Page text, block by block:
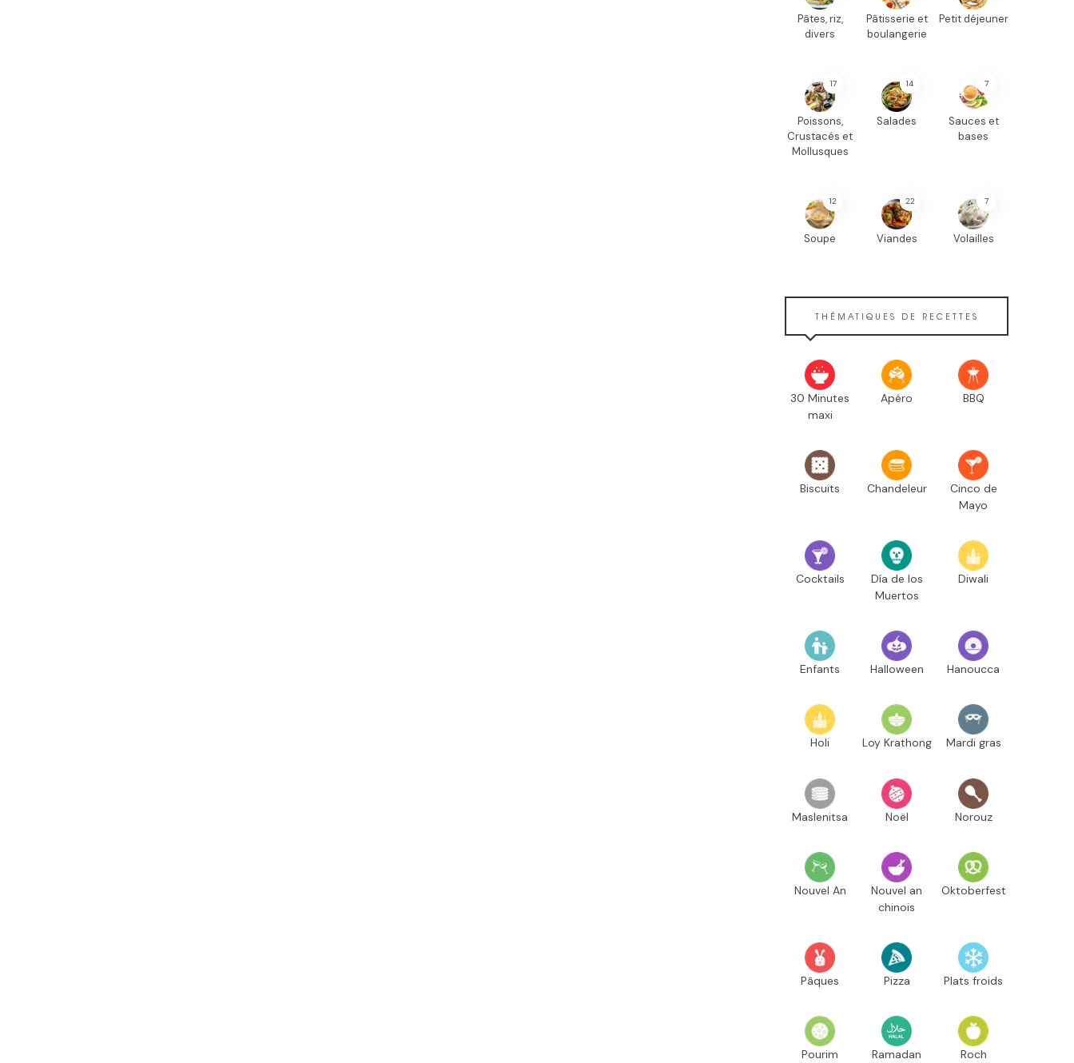
Pâtes, riz,
divers
Pâtisserie et
boulangerie
Petit déjeuner
17
Poissons,
Crustacés et
Mollusques
14
Salades
7
Sauces et
bases
12
Soupe
22
Viandes
7
Volailles
THÉMATIQUES DE RECETTES
30 Minutes
maxi
Apéro BBQ
Biscuits Chandeleur
Cinco de
Mayo
Cocktails
Día de los
Muertos
Diwali
Enfants Halloween Hanoucca
Holi Loy Krathong Mardi gras
Maslenitsa Noël Norouz
Nouvel An
Nouvel an
chinois
Oktoberfest
Pâques Pizza Plats froids
Pourim Ramadan Roch